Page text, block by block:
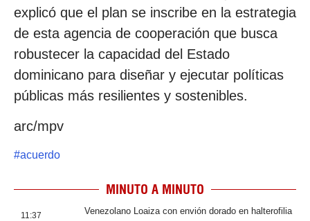
explicó que el plan se inscribe en la estrategia
de esta agencia de cooperación que busca
robustecer la capacidad del Estado
dominicano para diseñar y ejecutar políticas
públicas más resilientes y sostenibles.
arc/mpv
#acuerdo
MINUTO A MINUTO
11:37
Venezolano Loaiza con envión dorado en halterofilia